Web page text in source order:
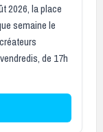
2026, la place
semaine le
de 17h